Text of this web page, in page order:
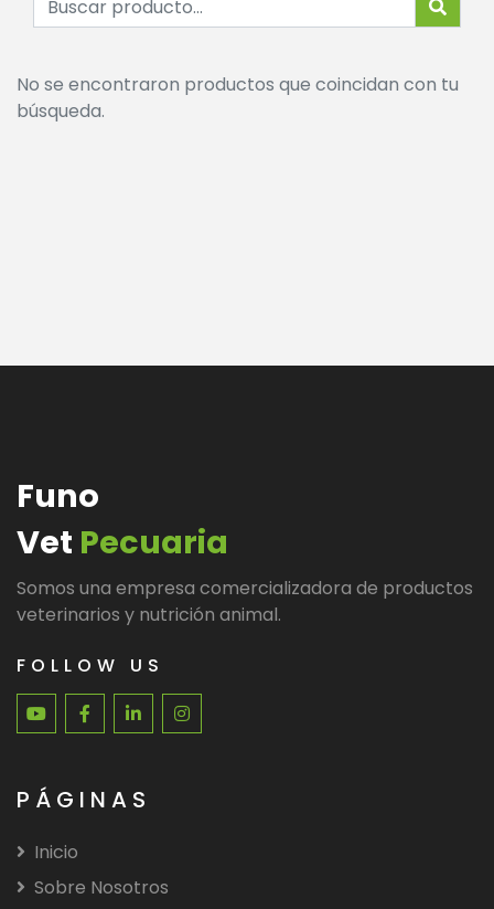
No se encontraron productos que coincidan con tu
búsqueda.
Funo
Vet Pecuaria
Somos una empresa comercializadora de productos
veterinarios y nutrición animal.
FOLLOW US
PÁGINAS
Inicio
Sobre Nosotros